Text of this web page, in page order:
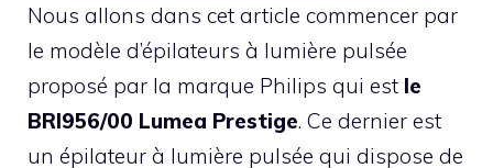
Nous allons dans cet article commencer par
le modèle d’épilateurs à lumière pulsée
proposé par la marque Philips qui est le
BRI956/00 Lumea Prestige. Ce dernier est
un épilateur à lumière pulsée qui dispose de